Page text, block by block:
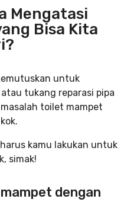
Mengatasi
Bisa Kita
untuk
tukang reparasi pipa
toilet mampet
kamu lakukan untuk
simak!
dengan